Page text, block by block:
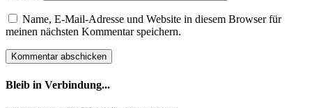
Name, E-Mail-Adresse und Website in diesem Browser für
meinen nächsten Kommentar speichern.
Bleib in Verbindung...